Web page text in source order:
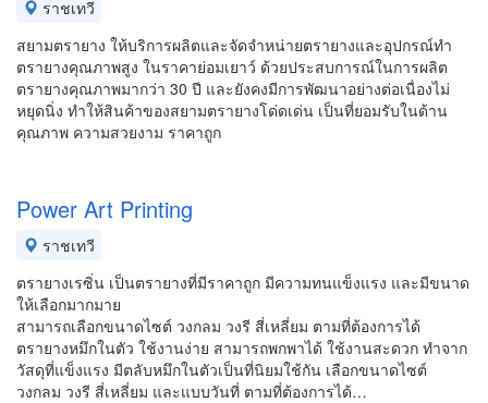
ราชเทวี
สยามตรายาง ให้บริการผลิตและจัดจำหน่ายตรายางและอุปกรณ์ทำ
ตรายางคุณภาพสูง ในราคาย่อมเยาว์ ด้วยประสบการณ์ในการผลิต
ตรายางคุณภาพมากว่า 30 ปี และยังคงมีการพัฒนาอย่างต่อเนื่องไม่
หยุดนิ่ง ทำให้สินค้าของสยามตรายางโด่ดเด่น เป็นที่ยอมรับในด้าน
คุณภาพ ความสวยงาม ราคาถูก
Power Art Printing
ราชเทวี
ตรายางเรซิ่น เป็นตรายางที่มีราคาถูก มีความทนแข็งแรง และมีขนาด
ให้เลือกมากมาย
สามารถเลือกขนาดไซต์ วงกลม วงรี สี่เหลี่ยม ตามที่ต้องการได้
ตรายางหมึกในตัว ใช้งานง่าย สามารถพกพาได้ ใช้งานสะดวก ทำจาก
วัสดุที่แข็งแรง มีตลับหมึกในตัวเป็นที่นิยมใช้กัน เลือกขนาดไซต์
วงกลม วงรี สี่เหลี่ยม และแบบวันที่ ตามที่ต้องการได้…